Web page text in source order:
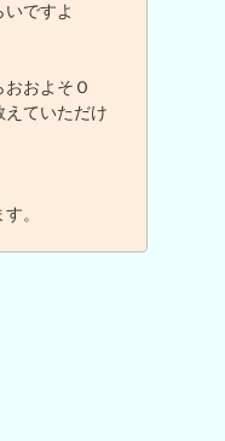
ですよ
およそＯ
えていただけ
。